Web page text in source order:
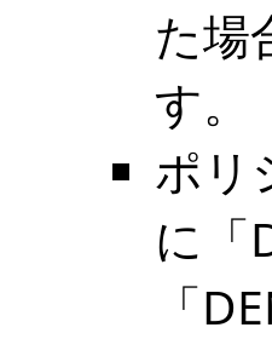
た場
す。
ポリ
に「
「